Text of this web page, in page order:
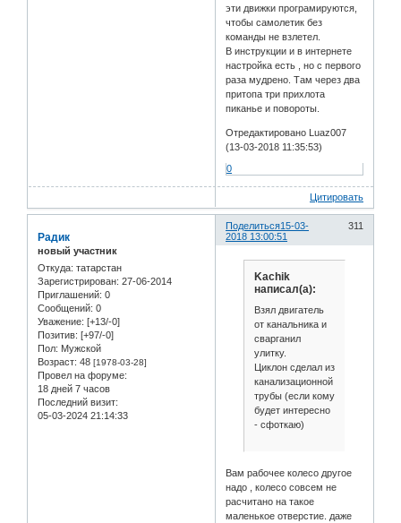
эти движки програмируются,
чтобы самолетик без
команды не взлетел.
В инструкции и в интернете
настройка есть , но с первого
раза мудрено. Там через два
притопа три прихлота
пиканье и повороты.
Отредактировано Luaz007
(13-03-2018 11:35:53)
0
Цитировать
Поделиться 311
15-03-
2018 13:00:51
Радик
новый участник
Откуда: татарстан
Зарегистрирован: 27-06-2014
Приглашений: 0
Сообщений: 0
Уважение: [+13/-0]
Позитив: [+97/-0]
Пол: Мужской
Возраст: 48 [1978-03-28]
Провел на форуме:
18 дней 7 часов
Последний визит:
05-03-2024 21:14:33
Kachik
написал(а):
Взял двигатель
от канальника и
сварганил
улитку.
Циклон сделал из
канализационной
трубы (если кому
будет интересно
- сфоткаю)
Вам рабочее колесо другое
надо , колесо совсем не
расчитано на такое
маленькое отверстие. даже